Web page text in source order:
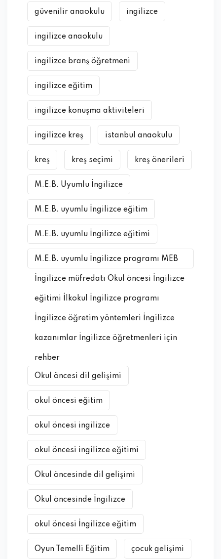
güvenilir anaokulu ingilizce
ingilizce anaokulu
ingilizce branş öğretmeni
ingilizce eğitim
ingilizce konuşma aktiviteleri
ingilizce kreş istanbul anaokulu
kreş kreş seçimi kreş önerileri
M.E.B. Uyumlu İngilizce
M.E.B. uyumlu İngilizce eğitim
M.E.B. uyumlu İngilizce eğitimi
M.E.B. uyumlu İngilizce programı MEB
İngilizce müfredatı Okul öncesi İngilizce
eğitimi İlkokul İngilizce programı
İngilizce öğretim yöntemleri İngilizce
kazanımlar İngilizce öğretmenleri için
rehber
Okul öncesi dil gelişimi
okul öncesi eğitim
okul öncesi ingilizce
okul öncesi ingilizce eğitimi
Okul öncesinde dil gelişimi
Okul öncesinde İngilizce
okul öncesi İngilizce eğitim
Oyun Temelli Eğitim çocuk gelişimi